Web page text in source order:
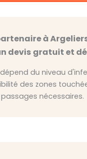
à
devis gratuit et
du niveau
des zones
nécessaires.